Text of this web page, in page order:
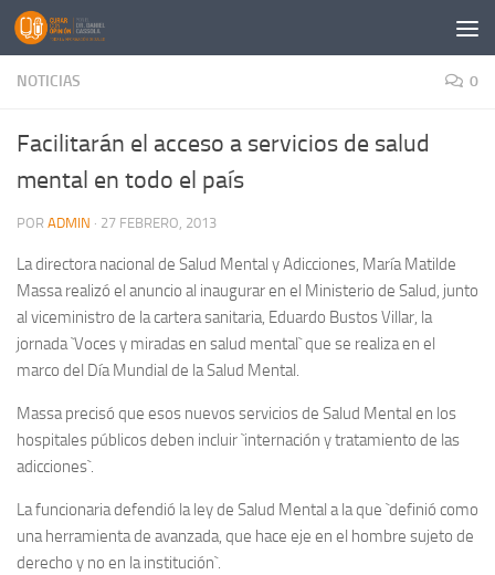
Saltar al contenido
NOTICIAS 0
Facilitarán el acceso a servicios de salud
mental en todo el país
POR ADMIN · 27 FEBRERO, 2013
La directora nacional de Salud Mental y Adicciones, María Matilde
Massa realizó el anuncio al inaugurar en el Ministerio de Salud, junto
al viceministro de la cartera sanitaria, Eduardo Bustos Villar, la
jornada `Voces y miradas en salud mental` que se realiza en el
marco del Día Mundial de la Salud Mental.
Massa precisó que esos nuevos servicios de Salud Mental en los
hospitales públicos deben incluir `internación y tratamiento de las
adicciones`.
La funcionaria defendió la ley de Salud Mental a la que `definió como
una herramienta de avanzada, que hace eje en el hombre sujeto de
derecho y no en la institución`.